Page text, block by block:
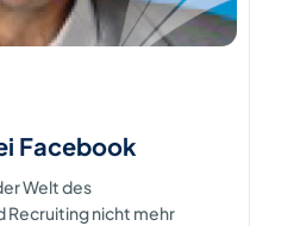
Facebook
Welt des
Recruiting nicht mehr